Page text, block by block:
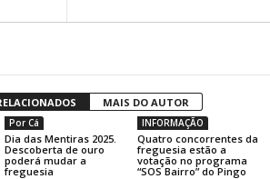
MAIS DO AUTOR
Por Cá
Dia das Mentiras 2025.
Descoberta de ouro
poderá mudar a
freguesia
INFORMAÇÃO
Quatro concorrentes da
freguesia estão a
votação no programa
“SOS Bairro” do Pingo